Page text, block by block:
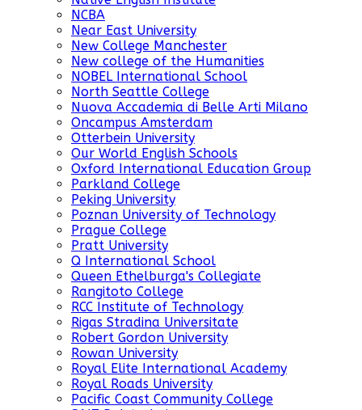
NCBA
Near East University
New College Manchester
New college of the Humanities
NOBEL International School
North Seattle College
Nuova Accademia di Belle Arti Milano
Oncampus Amsterdam
Otterbein University
Our World English Schools
Oxford International Education Group
Parkland College
Peking University
Poznan University of Technology
Prague College
Pratt University
Q International School
Queen Ethelburga's Collegiate
Rangitoto College
RCC Institute of Technology
Rigas Stradina Universitate
Robert Gordon University
Rowan University
Royal Elite International Academy
Royal Roads University
Pacific Coast Community College